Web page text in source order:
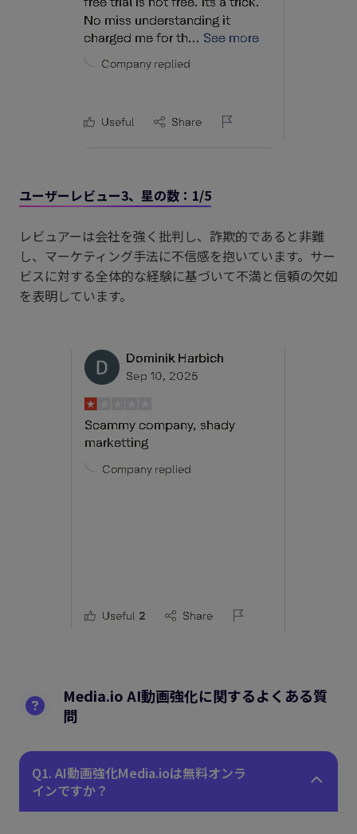
ユーザーレビュー3、星の数：1/5
レビュアーは会社を強く批判し、詐欺的であると非難
し、マーケティング手法に不信感を抱いています。サー
ビスに対する全体的な経験に基づいて不満と信頼の欠如
を表明しています。
Media.io AI動画強化に関するよくある質
問
Q1. AI動画強化Media.ioは無料オンラ
インですか？